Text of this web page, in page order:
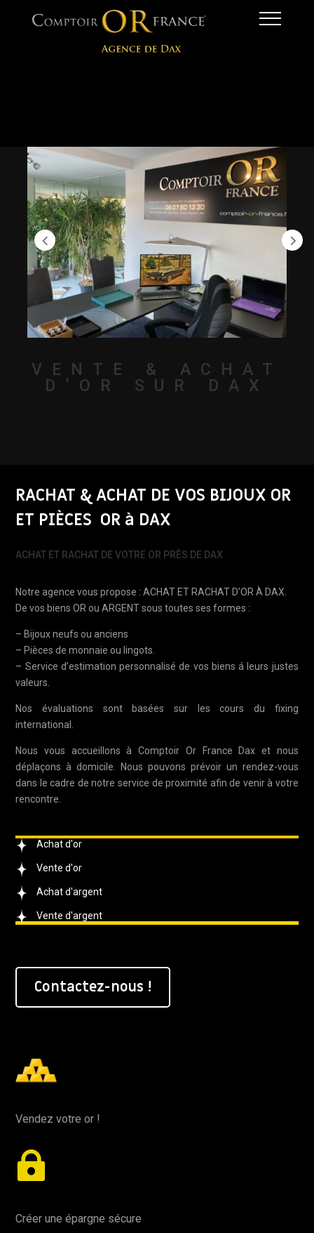
VENTE & ACHAT
D’OR SUR DAX
RACHAT & ACHAT DE VOS BIJOUX OR
ET PIÈCES OR à DAX
ACHAT ET RACHAT DE VOTRE OR PRÈS DE DAX
Notre agence vous propose : ACHAT ET RACHAT D’OR À DAX.
De vos biens OR ou ARGENT sous toutes ses formes :
– Bijoux neufs ou anciens
– Pièces de monnaie ou lingots.
– Service d’estimation personnalisé de vos biens á leurs justes
valeurs.
Nos évaluations sont basées sur les cours du fixing
international.
Nous vous accueillons à Comptoir Or France Dax et nous
déplaçons à domicile. Nous pouvons prévoir un rendez-vous
dans le cadre de notre service de proximité afin de venir à votre
rencontre.
Achat d'or
Vente d'or
Achat d'argent
Vente d'argent
Contactez-nous !
Vendez votre or !

Créer une épargne sécure